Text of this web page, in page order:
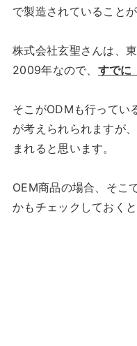
で製造されていること
株式会社玄聖さんは、
2009年なので、 すでに
そこがODMも行ってい
が考えられられますが
まれると思います。
OEM商品の場合、そこ
かもチェックしておく